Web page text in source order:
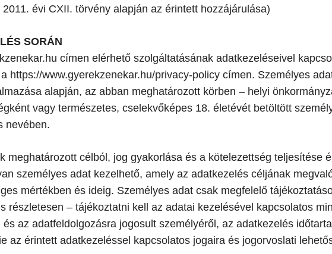
évi CXII. törvény alapján az érintett hozzájárulása)
SORÁN
címen elérhető szolgáltatásának adatkezeléseivel
https://www.gyerekzenekar.hu/privacy-policy címen. Személyes
alapján, az abban meghatározott körben – helyi
vagy természetes, cselekvőképes 18. életévét betöltött
nevében.
meghatározott célból, jog gyakorlása és a kötelezettség teljesítése
személyes adat kezelhető, amely az adatkezelés céljának
mértékben és ideig. Személyes adat csak megfelelő
részletesen – tájékoztatni kell az adatai kezelésével kapcsolatos
az adatfeldolgozásra jogosult személyéről, az adatkezelés
az érintett adatkezeléssel kapcsolatos jogaira és jogorvoslati